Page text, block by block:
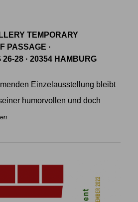
TEMPORARY
PASSAGE ·
28 · 20354 HAMBURG
Einzelausstellung bleibt
humorvollen und doch